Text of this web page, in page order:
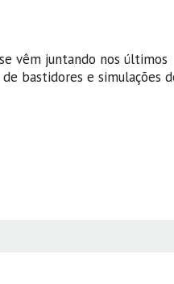
vêm juntando nos últimos
bastidores e simulações